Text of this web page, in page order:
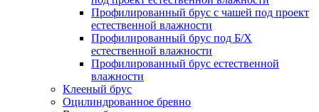
Профилированный брус с чашей под проект
естественной влажности
Профилированный брус под Б/Х
естественной влажности
Профилированный брус естественной
влажности
Клееный брус
Оцилиндрованное бревно